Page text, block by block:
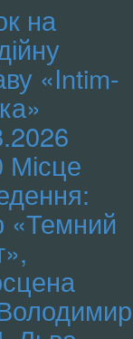
на
«Intim-
Місце
«Темний